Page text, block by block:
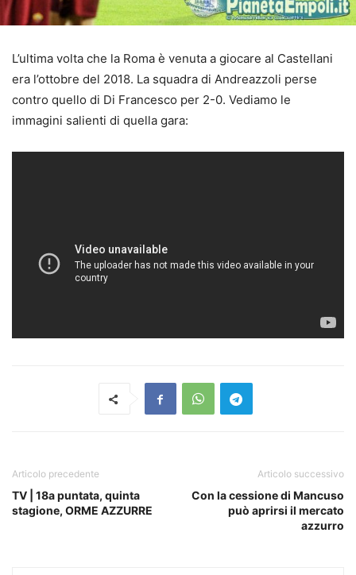
L’ultima volta che la Roma è venuta a giocare al Castellani
era l’ottobre del 2018. La squadra di Andreazzoli perse
contro quello di Di Francesco per 2-0. Vediamo le
immagini salienti di quella gara:
Articolo precedente
TV | 18a puntata, quinta
stagione, ORME AZZURRE
Articolo successivo
Con la cessione di Mancuso
può aprirsi il mercato
azzurro